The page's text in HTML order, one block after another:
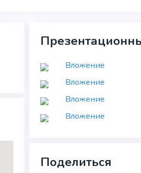
Вложение
Вложение
Вложение
Вложение
Поделиться